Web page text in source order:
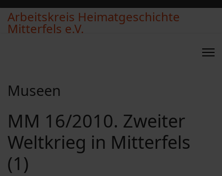
Arbeitskreis Heimatgeschichte
Mitterfels e.V.
Museen
MM 16/2010. Zweiter
Weltkrieg in Mitterfels
(1)